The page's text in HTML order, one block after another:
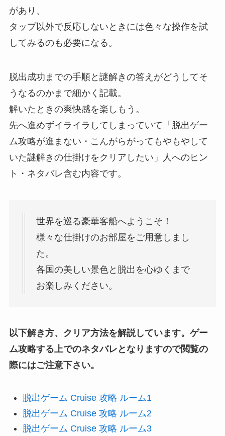
があり、
タップ以外で反応しないときには色々な操作を試
してみるのも必要になる。
脱出成功までの手順と謎解きの答えがどうしてそ
うなるのかまで細かく記載。
解いたときの爽快感を楽しもう。
先へ進めずイライラしてしまっていて「脱出ゲー
ム攻略が進まない・こんがらがってもやもやして
いた謎解きの仕掛けをクリアしたい」人へのヒン
ト・ネタバレ含む内容です。
世界を巡る豪華客船へようこそ！
様々な仕掛けのお部屋をご用意しまし
た。
各国の美しい景色と脱出を心ゆくまで
お楽しみください。
以下解き方、クリア方法を解説しています。ゲー
ム攻略する上でのネタバレとなりますので閲覧の
際にはご注意下さい。
脱出ゲーム Cruise 攻略 ルーム1
脱出ゲーム Cruise 攻略 ルーム2
脱出ゲーム Cruise 攻略 ルーム3